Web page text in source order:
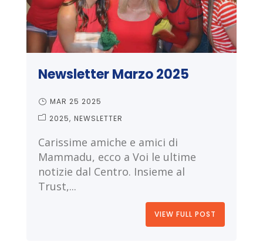
Newsletter Marzo 2025
MAR 25 2025
2025 NEWSLETTER
Carissime amiche e amici di
Mammadu, ecco a Voi le ultime
notizie dal Centro. Insieme al
Trust,...
VIEW FULL POST